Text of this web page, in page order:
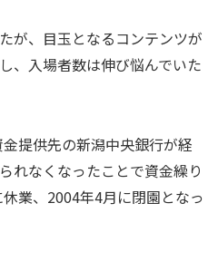
が、目玉となるコンテンツが
、入場者数は伸び悩んでいた
提供先の新潟中央銀行が経
れなくなったことで資金繰り
業、2004年4月に閉園となっ